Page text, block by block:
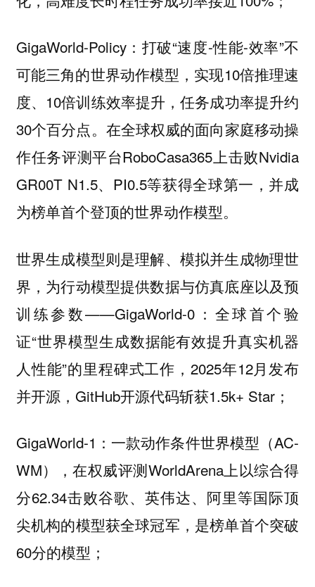
GigaWorld-Policy：打破“速度-性能-效率”不
可能三角的世界动作模型，实现10倍推理速
度、10倍训练效率提升，任务成功率提升约
30个百分点。在全球权威的面向家庭移动操
作任务评测平台RoboCasa365上击败Nvidia
GR00T N1.5、PI0.5等获得全球第一，并成
为榜单首个登顶的世界动作模型。
世界生成模型则是理解、模拟并生成物理世
界，为行动模型提供数据与仿真底座以及预
训练参数——GigaWorld-0：全球首个验
证“世界模型生成数据能有效提升真实机器
人性能”的里程碑式工作，2025年12月发布
并开源，GitHub开源代码斩获1.5k+ Star；
GigaWorld-1：一款动作条件世界模型（AC-
WM），在权威评测WorldArena上以综合得
分62.34击败谷歌、英伟达、阿里等国际顶
尖机构的模型获全球冠军，是榜单首个突破
60分的模型；